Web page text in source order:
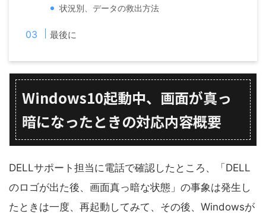
状況別、データの救出方法
最後に
Windows10起動中、画面が真っ
暗になったときの対応内容概要
DELLサポート担当に電話で確認したところ、「DELL
のロゴが出た後、画面真っ暗な状態」の事象は発生し
たときは一度、再起動してみて、その後、Windowsが